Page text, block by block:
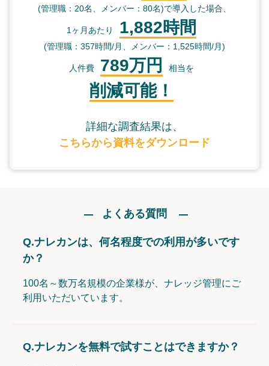
(管理職：20名、メンバー：80名)で導入した場合、
1ヶ月あたり 1,882時間
(管理職：357時間/月、メンバー：1,525時間/月)
人件費 789万円 相当を
削減可能！
詳細な調査結果は、
こちらから資料をダウンロード
よくある質問
Q.ナレカンは、何名程度での利用が多いです
か？
100名～数万名規模の企業様が、ナレッジ管理にご
利用いただいています。
Q.ナレカンを無料で試すことはできますか？